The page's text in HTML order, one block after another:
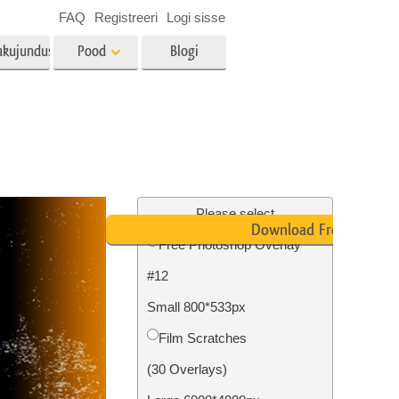
Fotode taastamine
Pood
videoülekatted
Blogi
FAQ Registreeri Logi sisse
Please select
Free Photoshop Overlay
#12
Small 800*533px
Film Scratches
(30 Overlays)
Download Free